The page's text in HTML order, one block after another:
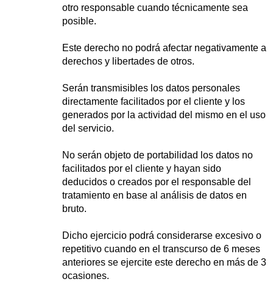
otro responsable cuando técnicamente sea
posible.
Este derecho no podrá afectar negativamente a
derechos y libertades de otros.
Serán transmisibles los datos personales
directamente facilitados por el cliente y los
generados por la actividad del mismo en el uso
del servicio.
No serán objeto de portabilidad los datos no
facilitados por el cliente y hayan sido
deducidos o creados por el responsable del
tratamiento en base al análisis de datos en
bruto.
Dicho ejercicio podrá considerarse excesivo o
repetitivo cuando en el transcurso de 6 meses
anteriores se ejercite este derecho en más de 3
ocasiones.